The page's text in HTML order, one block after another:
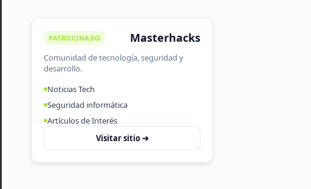
PATROCINADO Masterhacks
Comunidad de tecnología, seguridad y
desarrollo.
Noticias Tech
Seguridad informática
Artículos de Interés
Visitar sitio ➔